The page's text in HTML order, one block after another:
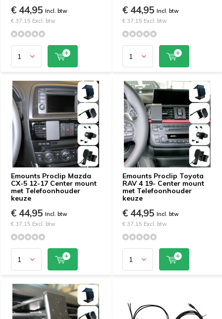
€ 44,95 Incl. btw
€ 37,15 Excl. btw
€ 44,95 Incl. btw
€ 37,15 Excl. btw
Emounts Proclip Mazda
CX-5 12-17 Center mount
met Telefoonhouder
keuze
€ 44,95 Incl. btw
€ 37,15 Excl. btw
Emounts Proclip Toyota
RAV 4 19- Center mount
met Telefoonhouder
keuze
€ 44,95 Incl. btw
€ 37,15 Excl. btw